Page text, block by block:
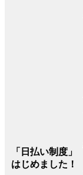
「日払い制度」
はじめました！